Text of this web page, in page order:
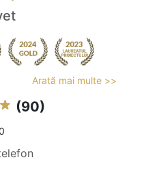
Arată mai multe >>
(90)